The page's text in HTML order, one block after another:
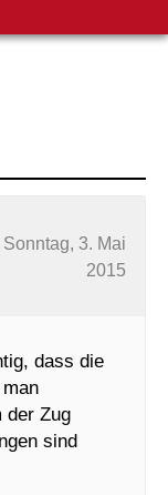
Sonntag, 3. Mai
2015
dass die
der Zug
sind